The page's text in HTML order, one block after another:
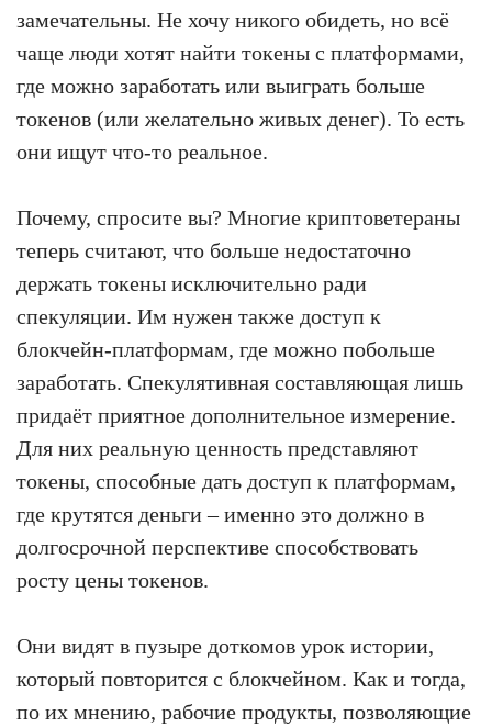
замечательны. Не хочу никого обидеть, но всё
чаще люди хотят найти токены с платформами,
где можно заработать или выиграть больше
токенов (или желательно живых денег). То есть
они ищут что-то реальное.
Почему, спросите вы? Многие криптоветераны
теперь считают, что больше недостаточно
держать токены исключительно ради
спекуляции. Им нужен также доступ к
блокчейн-платформам, где можно побольше
заработать. Спекулятивная составляющая лишь
придаёт приятное дополнительное измерение.
Для них реальную ценность представляют
токены, способные дать доступ к платформам,
где крутятся деньги – именно это должно в
долгосрочной перспективе способствовать
росту цены токенов.
Они видят в пузыре доткомов урок истории,
который повторится с блокчейном. Как и тогда,
по их мнению, рабочие продукты, позволяющие